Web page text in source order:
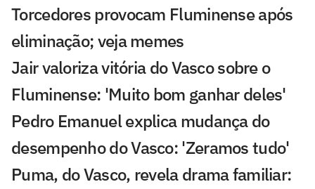
Torcedores provocam Fluminense após
eliminação; veja memes
Jair valoriza vitória do Vasco sobre o
Fluminense: 'Muito bom ganhar deles'
Pedro Emanuel explica mudança do
desempenho do Vasco: 'Zeramos tudo'
Puma, do Vasco, revela drama familiar: